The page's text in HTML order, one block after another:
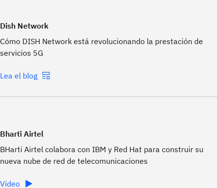
Dish Network
Cómo DISH Network está revolucionando la prestación de
servicios 5G
Lea el blog
Bharti Airtel
BHarti Airtel colabora con IBM y Red Hat para construir su
nueva nube de red de telecomunicaciones
Vídeo